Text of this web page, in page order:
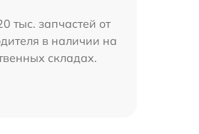
тыс. запчастей от
в наличии на
складах.